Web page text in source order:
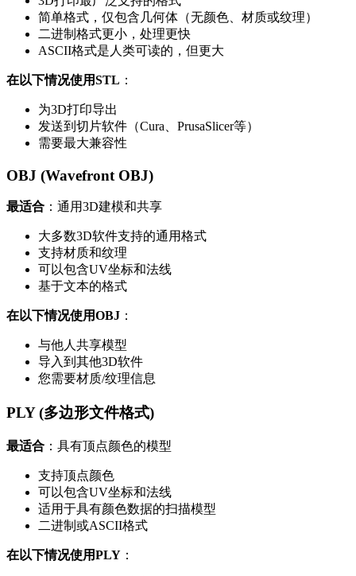
简单格式，仅包含几何体（无颜色、材质或纹理）
二进制格式更小，处理更快
ASCII格式是人类可读的，但更大
在以下情况使用STL ：
为3D打印导出
发送到切片软件（Cura、PrusaSlicer等）
需要最大兼容性
OBJ (Wavefront OBJ)
最适合 ：通用3D建模和共享
大多数3D软件支持的通用格式
支持材质和纹理
可以包含UV坐标和法线
基于文本的格式
在以下情况使用OBJ ：
与他人共享模型
导入到其他3D软件
您需要材质/纹理信息
PLY (多边形文件格式)
最适合 ：具有顶点颜色的模型
支持顶点颜色
可以包含UV坐标和法线
适用于具有颜色数据的扫描模型
二进制或ASCII格式
在以下情况使用PLY ：